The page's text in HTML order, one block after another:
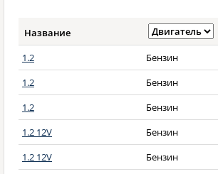
Название
1.2
Бензин
1.2
Бензин
1.2
Бензин
1.2 12V
Бензин
1.2 12V
Бензин